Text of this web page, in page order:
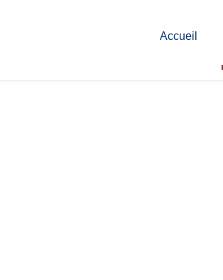
Accueil